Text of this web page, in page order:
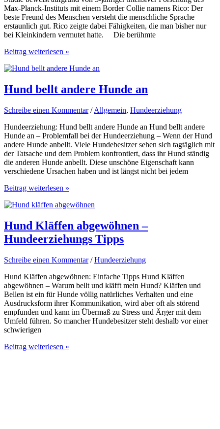
Max-Planck-Instituts mit einem Border Collie namens Rico: Der
beste Freund des Menschen versteht die menschliche Sprache
erstaunlich gut. Rico zeigte dabei Fähigkeiten, die man bisher nur
bei Kleinkindern vermutet hatte. Die berühmte
Hundetraining:
Rico
200
unterschiedliche
Beitrag weiterlesen »
Hund bellt andere Hunde an
Schreibe einen Kommentar /Allgemein, Hundeerziehung
Hundeerziehung: Hund bellt andere Hunde an Hund bellt andere
Hunde an – Problemfall bei der Hundeerziehung – Wenn der Hund
andere Hunde anbellt. Viele Hundebesitzer sehen sich tagtäglich mit
der Tatsache und dem Problem konfrontiert, dass ihr Hund ständig
die anderen Hunde anbellt. Diese unschöne Eigenschaft kann
verschiedene Ursachen haben und ist längst nicht bei jedem
Hund
andere
an
Beitrag weiterlesen »
Hund Kläffen abgewöhnen –
Hundeerziehungs Tipps
Schreibe einen Kommentar /Hundeerziehung
Hund Kläffen abgewöhnen: Einfache Tipps Hund Kläffen
abgewöhnen – Warum bellt und kläfft mein Hund? Kläffen und
Bellen ist ein für Hunde völlig natürliches Verhalten und eine
Ausdrucksform ihrer Kommunikation, wird aber oft als störend
empfunden und kann im Übermaß zu Stress und Ärger mit dem
Umfeld führen. So mancher Hundebesitzer steht deshalb vor einer
schwierigen
Hund
Beitrag weiterlesen »